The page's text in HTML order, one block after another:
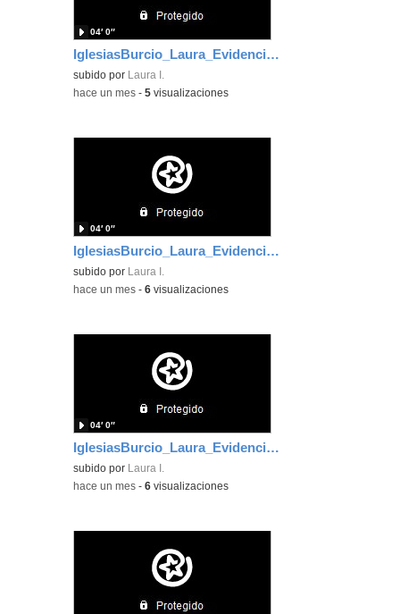
IglesiasBurcio_Laura_EvidenciaArea_6
subido por Laura I.
04′ 0″
-hace un mes -5 visualizaciones
IglesiasBurcio_Laura_EvidenciaArea_5
subido por Laura I.
04′ 0″
-hace un mes -6 visualizaciones
IglesiasBurcio_Laura_EvidenciaArea_4
subido por Laura I.
04′ 0″
-hace un mes -6 visualizaciones